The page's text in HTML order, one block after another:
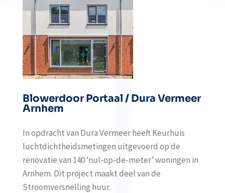
Blowerdoor Portaal / Dura Vermeer
Arnhem
In opdracht van Dura Vermeer heeft Keurhuis
luchtdichtheidsmetingen uitgevoerd op de
renovatie van 140 ‘nul-op-de-meter’ woningen in
Arnhem. Dit project maakt deel van de
Stroomversnelling huur.